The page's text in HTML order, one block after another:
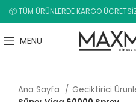
📦 TÜM ÜRÜNLERDE KARGO
MENU
Ana Sayfa Geciktirici